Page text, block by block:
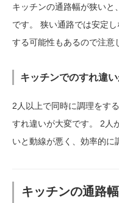
キッチンの通路幅が狭いと
です。 狭い通路では安定
する可能性もあるので注意
キッチンでのすれ違
2人以上で同時に調理をす
すれ違いが大変です。 2人
いと動線が悪く、効率的に
キッチンの通路